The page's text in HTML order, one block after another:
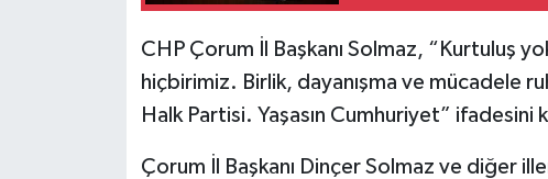
CHP Çorum İl Başkanı Solmaz, “Kurtuluş
hiçbirimiz. Birlik, dayanışma ve mücadele
Halk Partisi. Yaşasın Cumhuriyet” ifadesini
Çorum İl Başkanı Dinçer Solmaz ve diğer